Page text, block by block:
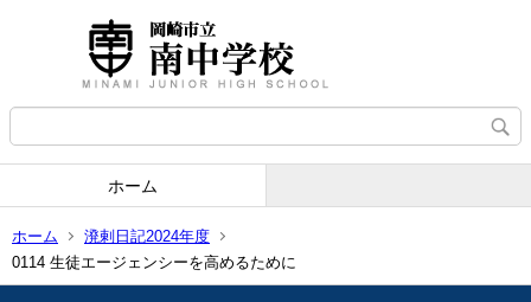
ホーム
ホーム
溌剌日記2024年度
0114 生徒エージェンシーを高めるために